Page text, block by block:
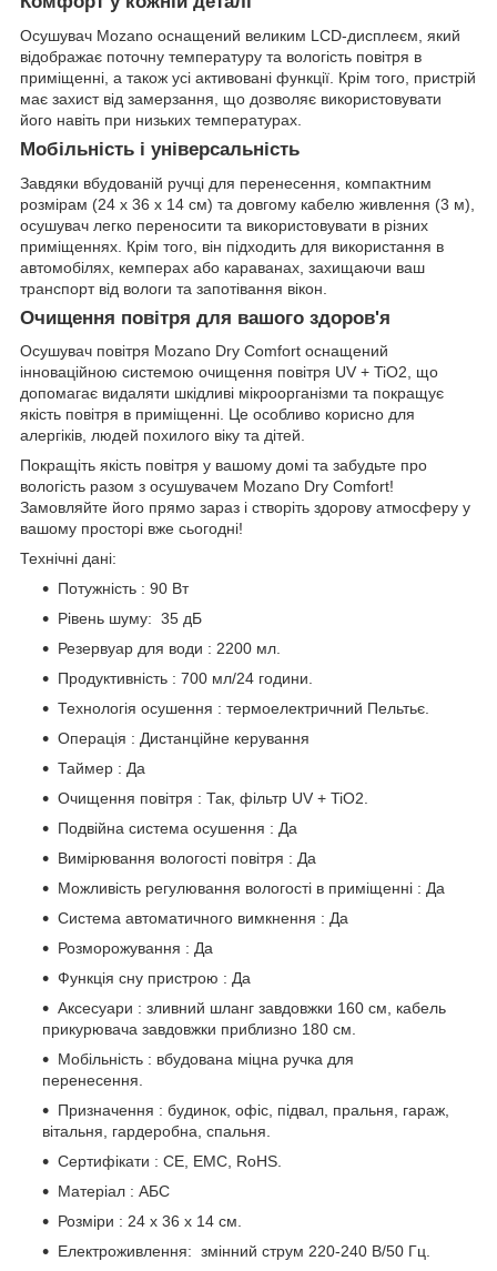
Осушувач Mozano оснащений великим LCD-дисплеєм, який
відображає поточну температуру та вологість повітря в
приміщенні, а також усі активовані функції. Крім того, пристрій
має захист від замерзання, що дозволяє використовувати
його навіть при низьких температурах.
Мобільність і універсальність
Завдяки вбудованій ручці для перенесення, компактним
розмірам (24 х 36 х 14 см) та довгому кабелю живлення (3 м),
осушувач легко переносити та використовувати в різних
приміщеннях. Крім того, він підходить для використання в
автомобілях, кемперах або караванах, захищаючи ваш
транспорт від вологи та запотівання вікон.
Очищення повітря для вашого здоров'я
Осушувач повітря Mozano Dry Comfort оснащений
інноваційною системою очищення повітря UV + TiO2, що
допомагає видаляти шкідливі мікроорганізми та покращує
якість повітря в приміщенні. Це особливо корисно для
алергіків, людей похилого віку та дітей.
Покращіть якість повітря у вашому домі та забудьте про
вологість разом з осушувачем Mozano Dry Comfort!
Замовляйте його прямо зараз і створіть здорову атмосферу у
вашому просторі вже сьогодні!
Технічні дані:
Потужність : 90 Вт
Рівень шуму: 35 дБ
Резервуар для води : 2200 мл.
Продуктивність : 700 мл/24 години.
Технологія осушення : термоелектричний Пельтьє.
Операція : Дистанційне керування
Таймер : Да
Очищення повітря : Так, фільтр UV + TiO2.
Подвійна система осушення : Да
Вимірювання вологості повітря : Да
Можливість регулювання вологості в приміщенні : Да
Система автоматичного вимкнення : Да
Розморожування : Да
Функція сну пристрою : Да
Аксесуари : зливний шланг завдовжки 160 см, кабель
прикурювача завдовжки приблизно 180 см.
Мобільність : вбудована міцна ручка для
перенесення.
Призначення : будинок, офіс, підвал, пральня, гараж,
вітальня, гардеробна, спальня.
Сертифікати : CE, EMC, RoHS.
Матеріал : АБС
Розміри : 24 х 36 х 14 см.
Електроживлення: змінний струм 220-240 В/50 Гц.